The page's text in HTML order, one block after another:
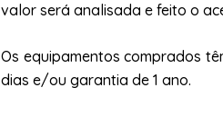
valor será analisada e feito o
Os equipamentos comprados
dias e/ou garantia de 1 ano.